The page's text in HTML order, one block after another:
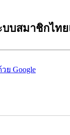
บบสมาชิกไท
ย Google